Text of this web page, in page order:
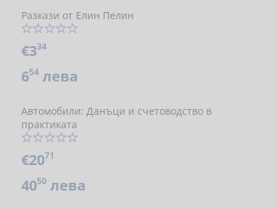
Разкази от Елин Пелин
€334
654лева
Автомобили: Данъци и счетоводство в
практиката
€2071
4050лева